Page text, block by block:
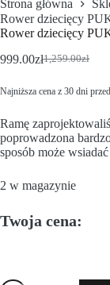
Strona główna
Rower dziecięcy
Rower dziecięcy
1,259.00zł
999.00zł
Najniższa cena z 30 dni
Ramę
poprowadzona
sposób może
2 w magazynie
Twoja cena: